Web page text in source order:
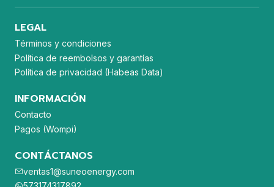
LEGAL
Términos y condiciones
Política de reembolsos y garantías
Política de privacidad (Habeas Data)
INFORMACIÓN
Contacto
Pagos (Wompi)
CONTÁCTANOS
ventas1@suneoenergy.com